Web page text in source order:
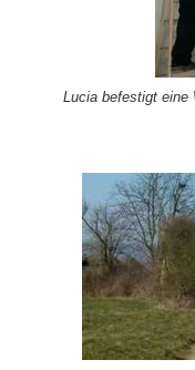
Lucia befestigt eine